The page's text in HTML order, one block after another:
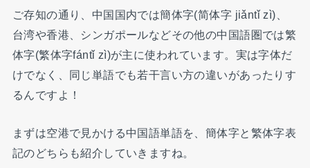
ご存知の通り、中国国内では簡体字(简体字 jiǎntǐ zì)、
台湾や香港、シンガポールなどその他の中国語圏では繁
体字(繁体字fántǐ zì)が主に使われています。実は字体だ
けでなく、同じ単語でも若干言い方の違いがあったりす
るんですよ！
まずは空港で見かける中国語単語を、簡体字と繁体字表
記のどちらも紹介していきますね。